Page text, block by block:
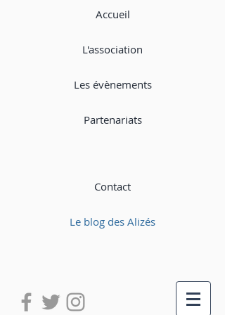
Accueil
L'association
Les évènements
Partenariats
Contact
Le blog des Alizés